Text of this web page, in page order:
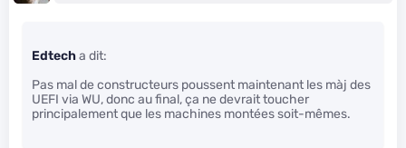
Edtecha dit:
Pas mal de constructeurs poussent maintenant les màj des
UEFI via WU, donc au final, ça ne devrait toucher
principalement que les machines montées soit-mêmes.